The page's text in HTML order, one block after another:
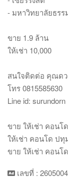
- มหาวิทยาลัยธร
ขาย 1.9 ล้าน
ให้เช่า 10,000
สนใจติดต่อ คุณด
โทร 0815585630
Line id: surundorn
ขาย ให้เช่า คอนโ
ให้เช่า คอนโด ปทุ
ขาย ให้เช่า คอนโ
เลขที่ :